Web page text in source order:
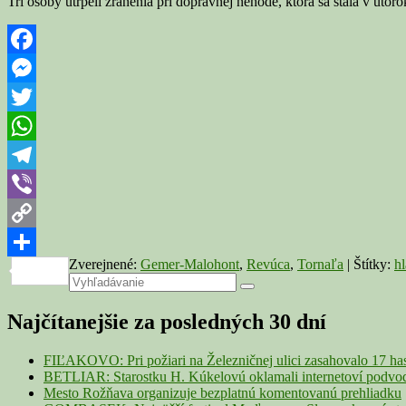
Facebook
Messenger
Twitter
WhatsApp
Telegram
Viber
Copy
Link
Share
Zverejnené: Gemer-Malohont, Revúca, Tornaľa | Štítky:
Primary
Sidebar
Widget
Area
Search
for:
Search
Najčítanejšie za posledných 30 dní
FIĽAKOVO: Pri požiari na Železničnej ulici zasahovalo 17
BETLIAR: Starostku H. Kúkelovú oklamali internetoví
Mesto Rožňava organizuje bezplatnú komentovanú prehliadku